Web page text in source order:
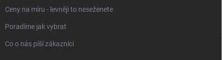
Ceny na míru - levněji to neseženete
Poradíme jak vybrat
Co o nás píší zákazníci